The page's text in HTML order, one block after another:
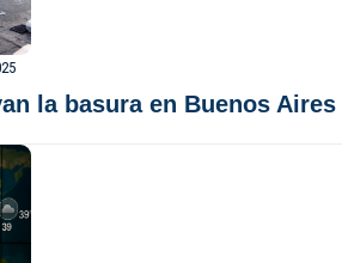
la basura en Buenos